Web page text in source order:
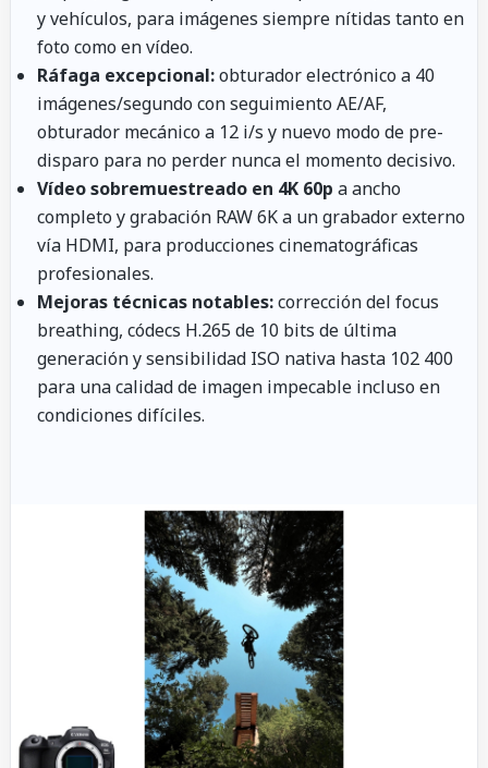
y vehículos, para imágenes siempre nítidas tanto en
foto como en vídeo.
Ráfaga excepcional:obturador electrónico a 40
imágenes/segundo con seguimiento AE/AF,
obturador mecánico a 12 i/s y nuevo modo de pre-
disparo para no perder nunca el momento decisivo.
Vídeo sobremuestreado en 4K 60p a ancho
completo y grabación RAW 6K a un grabador externo
vía HDMI, para producciones cinematográficas
profesionales.
Mejoras técnicas notables:corrección del focus
breathing, códecs H.265 de 10 bits de última
generación y sensibilidad ISO nativa hasta 102 400
para una calidad de imagen impecable incluso en
condiciones difíciles.